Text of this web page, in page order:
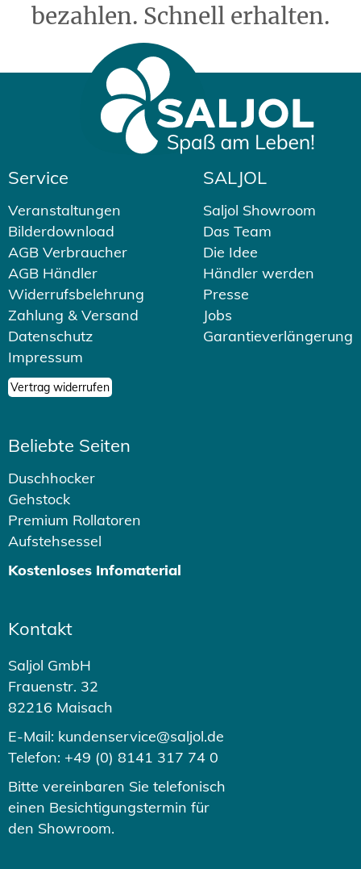
bezahlen. Schnell erhalten.
Service
Veranstaltungen
Bilderdownload
AGB Verbraucher
AGB Händler
Widerrufsbelehrung
Zahlung & Versand
Datenschutz
Impressum
Vertrag widerrufen
SALJOL
Saljol Showroom
Das Team
Die Idee
Händler werden
Presse
Jobs
Garantieverlängerung
Beliebte Seiten
Duschhocker
Gehstock
Premium Rollatoren
Aufstehsessel
Kostenloses Infomaterial
Kontakt
Saljol GmbH
Frauenstr. 32
82216 Maisach
E-Mail: kundenservice@saljol.de
Telefon: +49 (0) 8141 317 74 0
Bitte vereinbaren Sie telefonisch
einen Besichtigungstermin für
den Showroom.